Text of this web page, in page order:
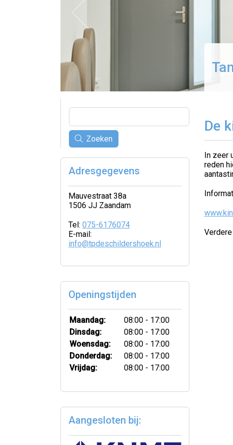
De
In zeer
reden
Zoeken
Adresgegevens
Mauvestraat 38a
1506 JJ Zaandam
Tel: 075-6176074
E-mail:
info@tpdeschildershoek.nl
Openingstijden
Maandag:
08:00 - 17:00
Dinsdag:
08:00 - 17:00
Woensdag:
08:00 - 17:00
Donderdag:
08:00 - 17:00
Vrijdag:
08:00 - 17:00
Aangesloten bij: